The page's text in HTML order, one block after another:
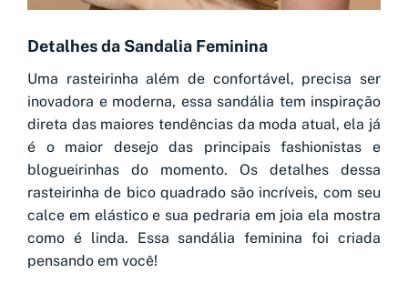
Detalhes da Sandalia Feminina
Uma rasteirinha além de confortável, precisa ser
inovadora e moderna, essa sandália tem inspiração
direta das maiores tendências da moda atual, ela já
é o maior desejo das principais fashionistas e
blogueirinhas do momento. Os detalhes dessa
rasteirinha de bico quadrado são incríveis, com seu
calce em elástico e sua pedraria em joia ela mostra
como é linda. Essa sandália feminina foi criada
pensando em você!